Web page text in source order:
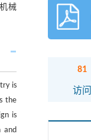
械
is
the
is
and
81
访问